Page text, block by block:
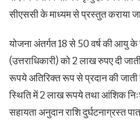
सीएससी के माध्यम से प्रस्तुत कराया
योजना अंतर्गत 18 से 50 वर्ष की आयु के
(उत्तराधिकारी) को 2 लाख रुपए दी
रूपये अतिरिक्त रूप से प्रदान की जाती
स्थिति में 2 लाख रूपये तथा आंशिक
सहायता अनुदान राशि दुर्घटनाग्रस्त